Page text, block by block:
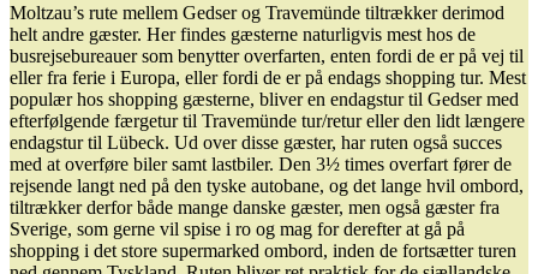
Moltzau’s rute mellem Gedser og Travemünde tiltrækker derimod
helt andre gæster. Her findes gæsterne naturligvis mest hos de
busrejsebureauer som benytter overfarten, enten fordi de er på vej til
eller fra ferie i Europa, eller fordi de er på endags shopping tur. Mest
populær hos shopping gæsterne, bliver en endagstur til Gedser med
efterfølgende færgetur til Travemünde tur/retur eller den lidt længere
endagstur til Lübeck. Ud over disse gæster, har ruten også succes
med at overføre biler samt lastbiler. Den 3½ times overfart fører de
rejsende langt ned på den tyske autobane, og det lange hvil ombord,
tiltrækker derfor både mange danske gæster, men også gæster fra
Sverige, som gerne vil spise i ro og mag for derefter at gå på
shopping i det store supermarked ombord, inden de fortsætter turen